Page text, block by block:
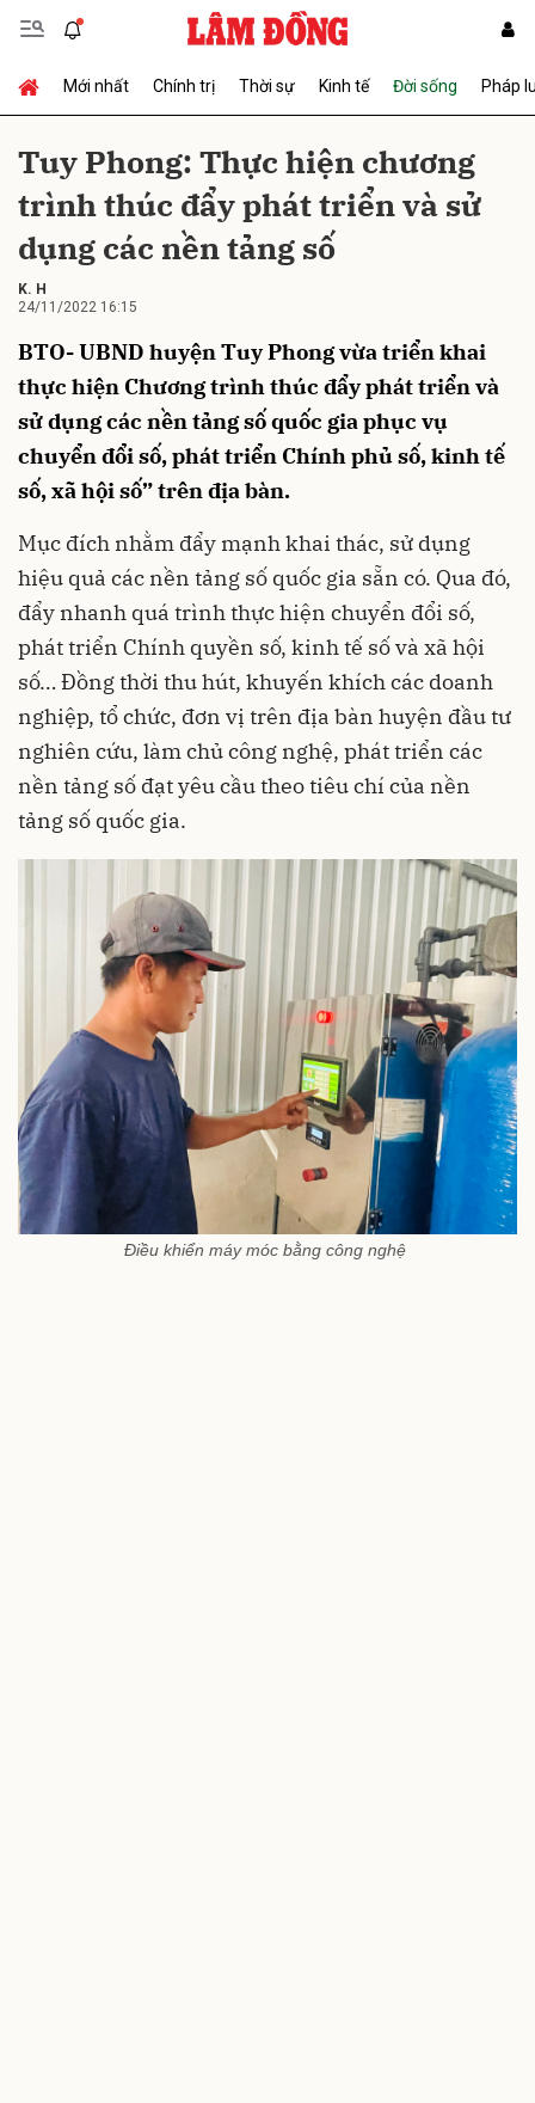
Mới nhất Chính trị Thời sự Kinh tế Đời sống Pháp
Tuy Phong: Thực hiện chương
trình thúc đẩy phát triển và sử
dụng các nền tảng số
K. H
24/11/2022 16:15
BTO- UBND huyện Tuy Phong vừa triển khai
thực hiện Chương trình thúc đẩy phát triển và
sử dụng các nền tảng số quốc gia phục vụ
chuyển đổi số, phát triển Chính phủ số, kinh tế
số, xã hội số” trên địa bàn.
Mục đích nhằm đẩy mạnh khai thác, sử dụng
hiệu quả các nền tảng số quốc gia sẵn có. Qua đó,
đẩy nhanh quá trình thực hiện chuyển đổi số,
phát triển Chính quyền số, kinh tế số và xã hội
số… Đồng thời thu hút, khuyến khích các doanh
nghiệp, tổ chức, đơn vị trên địa bàn huyện đầu tư
nghiên cứu, làm chủ công nghệ, phát triển các
nền tảng số đạt yêu cầu theo tiêu chí của nền
tảng số quốc gia.
Điều khiển máy móc bằng công nghệ
Gửi bình luận
Hủy Gửi